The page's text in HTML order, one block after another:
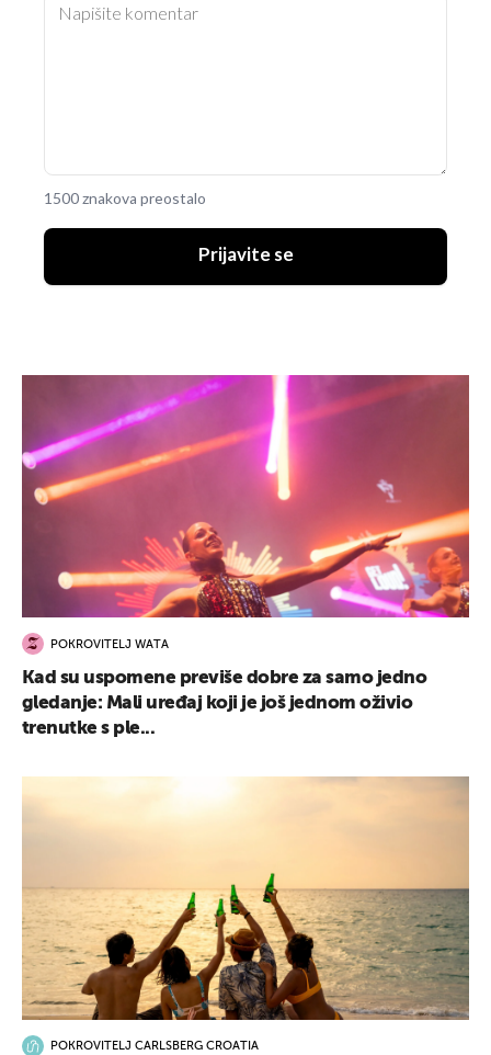
1500 znakova preostalo
Prijavite se
POKROVITELJ WATA
Kad su uspomene previše dobre za samo jedno
gledanje: Mali uređaj koji je još jednom oživio
trenutke s ple...
POKROVITELJ CARLSBERG CROATIA